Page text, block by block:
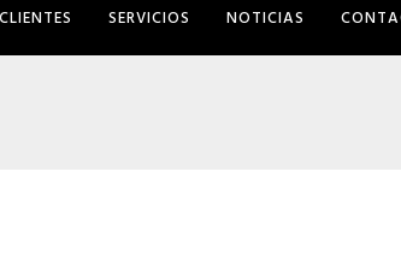
SERVICIOS NOTICIAS